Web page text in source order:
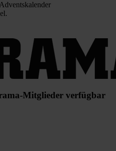
Mitglieder verfügbar